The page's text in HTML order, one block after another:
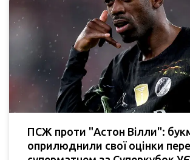
ПСЖ проти "Астон Вілли":
оприлюднили свої оцінки